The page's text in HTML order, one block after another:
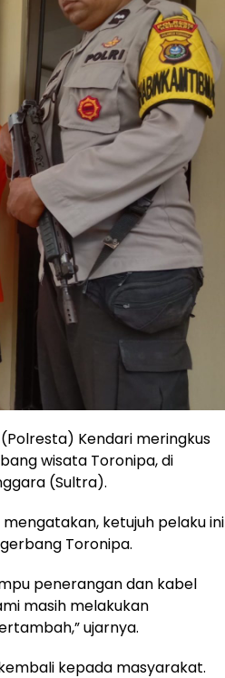
Kendari meringkus
wisata Toronipa, di
(Sultra).
mengatakan, ketujuh pelaku ini
Toronipa.
penerangan dan kabel
masih melakukan
ujarnya.
kepada masyarakat.